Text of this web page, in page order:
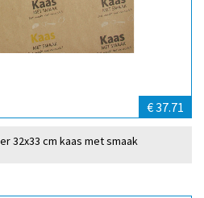
€ 37.71
32x33 cm kaas met smaak